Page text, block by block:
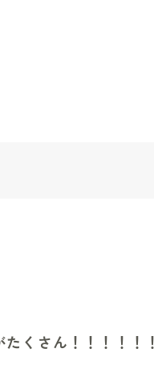
くさん！！！！！！